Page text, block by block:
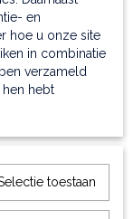
meerdere
en twistlock
en maximaal
en
hoe u onze site
in combinatie
verzameld
hebt
toestaan